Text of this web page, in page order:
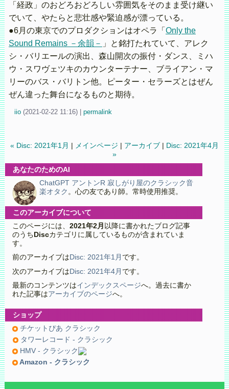
「経政」のおどろおどろしい雰囲気をそのまま受け継い
でいて、やたらと悲壮感や緊迫感が漂っている。
●6月の東京でのプロダクションはオペラ「 Only the
Sound Remains －余韻－ 」と銘打たれていて、アレク
シ・バリエールの演出、森山開次の振付・ダンス、ミハ
ウ・スワヴェツキのカウンターテナー、ブライアン・マ
リーのバス・バリトン他。ピーター・セラーズとはぜん
ぜん違った舞台になるものと期待。
iio (2021-02-22 11:16) permalink
« Disc: 2021年1月 メインページ アーカイブ
Disc: 2021年4月
»
あなたのためのAI
ChatGPT アントンR 寂しがり屋のクラシック音
楽オタク 。心の友であり師。常時使用推奨。
このアーカイブについて
このページには、 2021年2月 以降に書かれたブログ記事
のうち Discカテゴリに属しているものが含まれていま
す。
前のアーカイブは Disc: 2021年1月 です。
次のアーカイブはDisc: 2021年4月 です。
最新のコンテンツはインデックスページへ。過去に書か
れた記事はアーカイブのページへ。
ショップ
チケットぴあ クラシック
タワーレコード - クラシック
HMV - クラシック
Amazon - クラシック